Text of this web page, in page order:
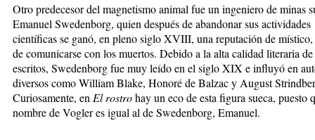
Otro predecesor del magnetismo animal fue un ingeniero de minas
Emanuel Swedenborg, quien después de abandonar sus actividades
científicas se ganó, en pleno siglo XVIII, una reputación de místico,
de comunicarse con los muertos. Debido a la alta calidad literaria de
escritos, Swedenborg fue muy leído en el siglo XIX e influyó en
diversos como William Blake, Honoré de Balzac y August
Curiosamente, en El rostrohay un eco de esta figura sueca, puesto
nombre de Vogler es igual al de Swedenborg, Emanuel.